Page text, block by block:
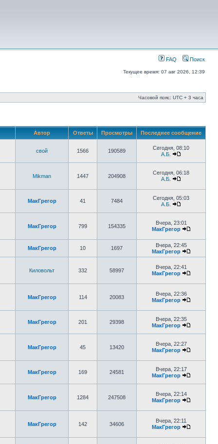
FAQ Поиск
Текущее время: 07 авг 2026, 12:39
Часовой пояс: UTC + 3 часа
Автор Ответы Просмотры Последнее сообщение
свой 1566 190589
Сегодня, 08:10
А.Б.
Mikman 1447 204908
Сегодня, 06:18
А.Б.
МакГрегор 41 7484
Сегодня, 05:03
А.Б.
МакГрегор 799 154335
Вчера, 23:01
МакГрегор
МакГрегор 10 1697
Вчера, 22:45
МакГрегор
Киловольт 332 58997
Вчера, 22:41
МакГрегор
МакГрегор 114 20083
Вчера, 22:36
МакГрегор
МакГрегор 201 29398
Вчера, 22:35
МакГрегор
МакГрегор 45 13420
Вчера, 22:27
МакГрегор
МакГрегор 169 24581
Вчера, 22:17
МакГрегор
МакГрегор 1284 247508
Вчера, 22:14
МакГрегор
МакГрегор 142 34606
Вчера, 22:11
МакГрегор